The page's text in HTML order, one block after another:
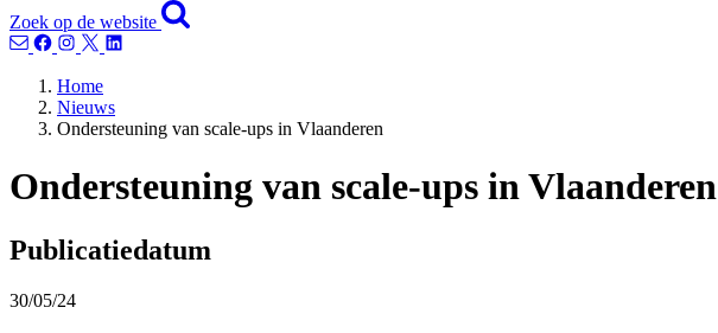
Zoek op de website
Home
Nieuws
Ondersteuning van scale-ups in Vlaanderen
Ondersteuning van scale-ups in Vlaanderen
Publicatiedatum
30/05/24